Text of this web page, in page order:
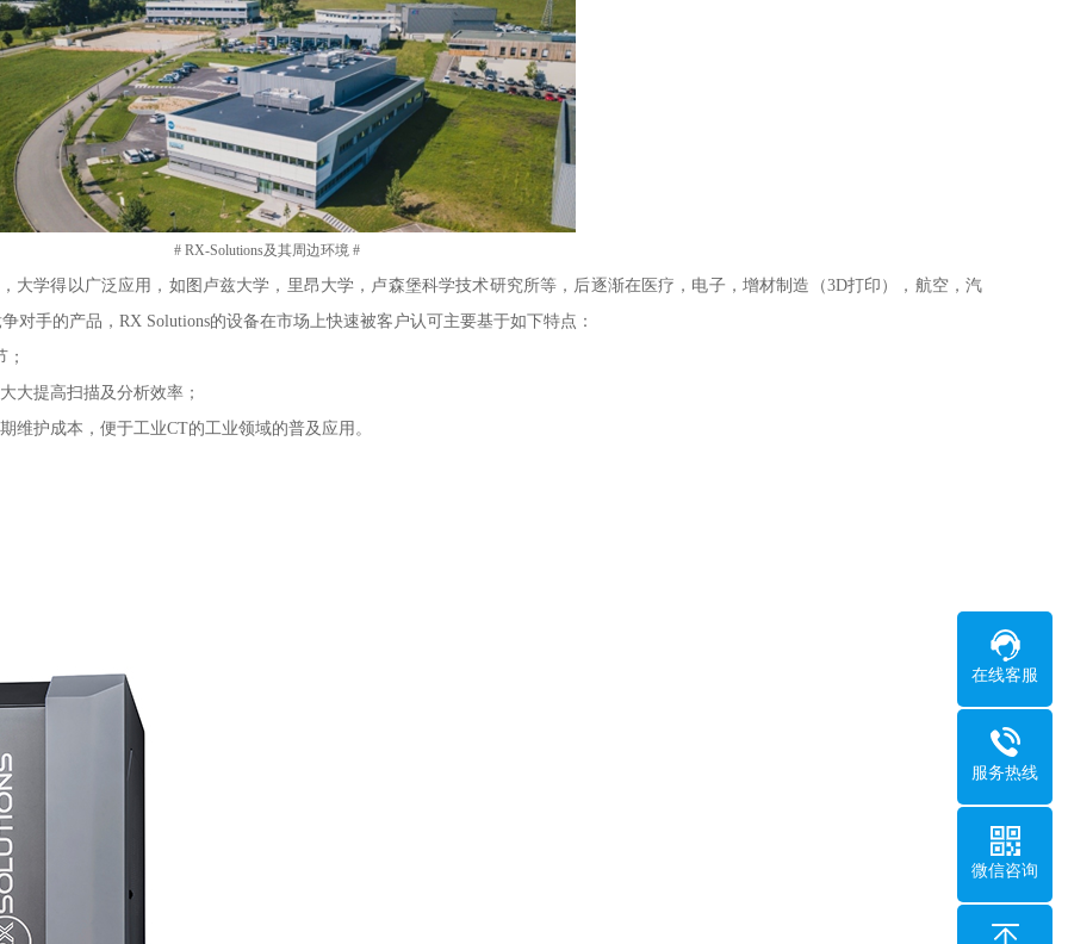
# RX-Solutions及其周边环境 #
学得以广泛应用，如图卢兹大学，里昂大学，卢森堡科学技术研究所等，后逐渐在医疗，电子，增材制造（3D打印），航空，汽
手的产品，RX Solutions的设备在市场上快速被客户认可主要基于如下特点：
大提高扫描及分析效率；
护成本，便于工业CT的工业领域的普及应用。
在线客服
服务热线
微信咨询